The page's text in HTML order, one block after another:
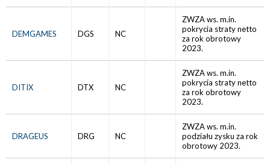
DEMGAMES DGS NC
ZWZA ws. m.in.
pokrycia straty netto
za rok obrotowy
2023.
DITIX DTX NC
ZWZA ws. m.in.
pokrycia straty netto
za rok obrotowy
2023.
DRAGEUS DRG NC
ZWZA ws. m.in.
podziału zysku za rok
obrotowy 2023.